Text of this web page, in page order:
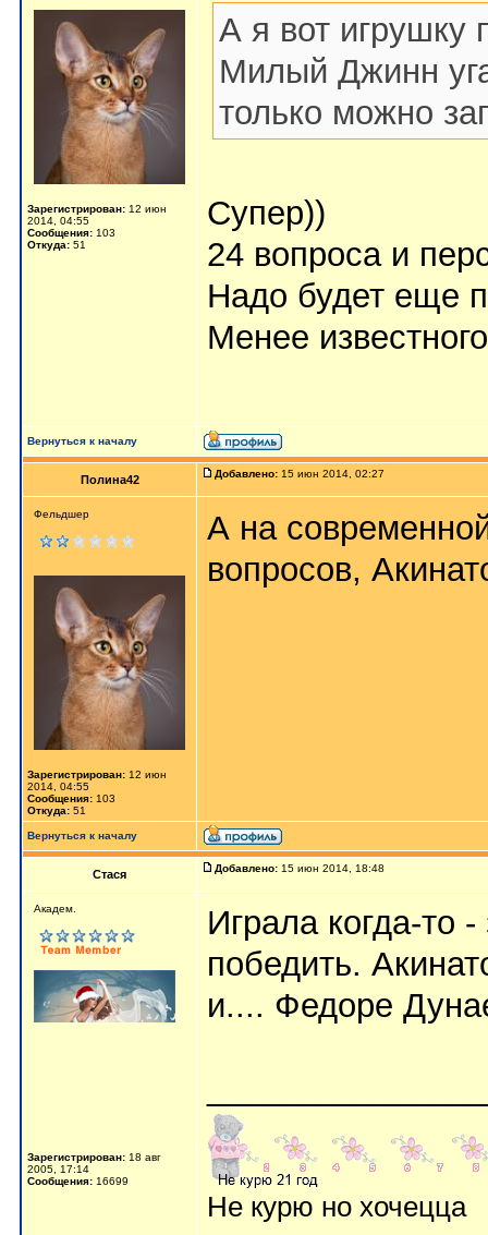
Зарегистрирован: 12 июн
2014, 04:55
Сообщения: 103
Откуда: 51
А я вот игрушку
Милый Джинн
только можно
Супер))
24 вопроса и
Надо будет еще
Менее
Вернуться к началу
Полина42 Добавлено: 15 июн 2014, 02:27
Фельдшер
Зарегистрирован: 12 июн
2014, 04:55
Сообщения: 103
Откуда: 51
А на
вопросов,
Вернуться к началу
Стася Добавлено: 15 июн 2014, 18:48
Aкaдeм.
Зарегистрирован: 18 авг
2005, 17:14
Сообщения: 16699
Играла когда-то
победить.
и.... Федоре
Не курю но хочецца